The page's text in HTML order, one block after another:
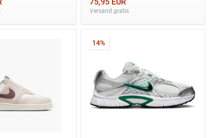
Versand gratis
14%